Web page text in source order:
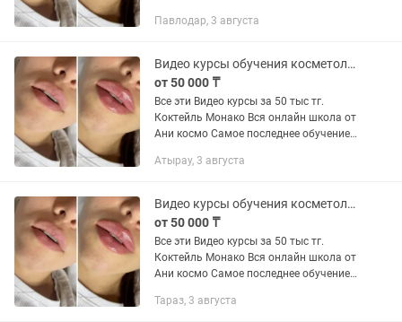
и липоредукция от Марины Егоровой
Павлодар, 3 августа
Видео курсы обучения косметолога увеличение губ игольные техники для лица
от 50 000 ₸
Все эти Видео курсы за 50 тыс тг.
Коктейль Монако Вся онлайн школа от
Ани космо Самое последнее обучение
и липоредукция от Марины Егоровой
Атырау, 3 августа
Видео курсы обучения косметолога увеличение губ игольные техники для лица
от 50 000 ₸
Все эти Видео курсы за 50 тыс тг.
Коктейль Монако Вся онлайн школа от
Ани космо Самое последнее обучение
и липоредукция от Марины Егоровой
Тараз, 3 августа